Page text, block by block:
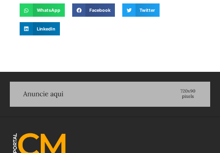
WhatsApp Facebook Twitter
LinkedIn